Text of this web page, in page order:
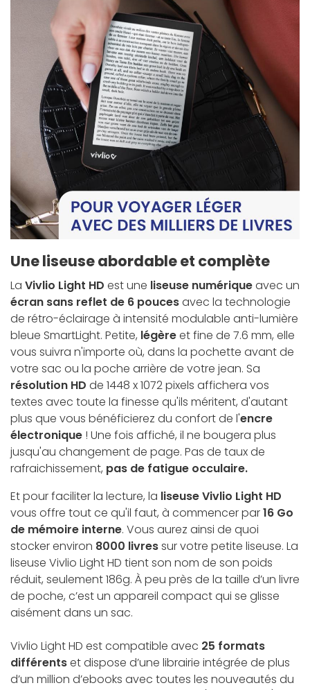
Une liseuse abordable et complète
La Vivlio Light HD est une liseuse numériqueavec un
écran sans reflet de 6 poucesavec la technologie
de rétro-éclairage à intensité modulable anti-lumière
bleue SmartLight. Petite, légèreet fine de 7.6 mm, elle
vous suivra n'importe où, dans la pochette avant de
votre sac ou la poche arrière de votre jean. Sa
résolution HD de 1448 x 1072 pixels affichera vos
textes avec toute la finesse qu'ils méritent, d'autant
plus que vous bénéficierez du confort de l'encre
électronique ! Une fois affiché, il ne bougera plus
jusqu'au changement de page. Pas de taux de
rafraichissement, pas de fatigue occulaire.
Et pour faciliter la lecture, la liseuse Vivlio Light HD
vous offre tout ce qu'il faut, à commencer par16 Go
de mémoire interne. Vous aurez ainsi de quoi
stocker environ 8000 livressur votre petite liseuse. La
liseuse Vivlio Light HD tient son nom de son poids
réduit, seulement 186g. À peu près de la taille d’un livre
de poche, c’est un appareil compact qui se glisse
aisément dans un sac.
Vivlio Light HD est compatible avec 25 formats
différentset dispose d’une librairie intégrée de plus
d’un million d’ebooks avec toutes les nouveautés du